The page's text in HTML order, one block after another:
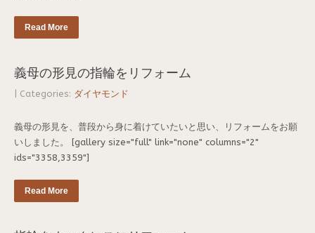
Read More
義母の形見の指輪をリフォーム
| Categories: ダイヤモンド
義母の形見を、普段から身に着けていたいと思い、リフォームをお願
いしました。 [gallery size="full" link="none" columns="2"
ids="3358,3359"]
Read More